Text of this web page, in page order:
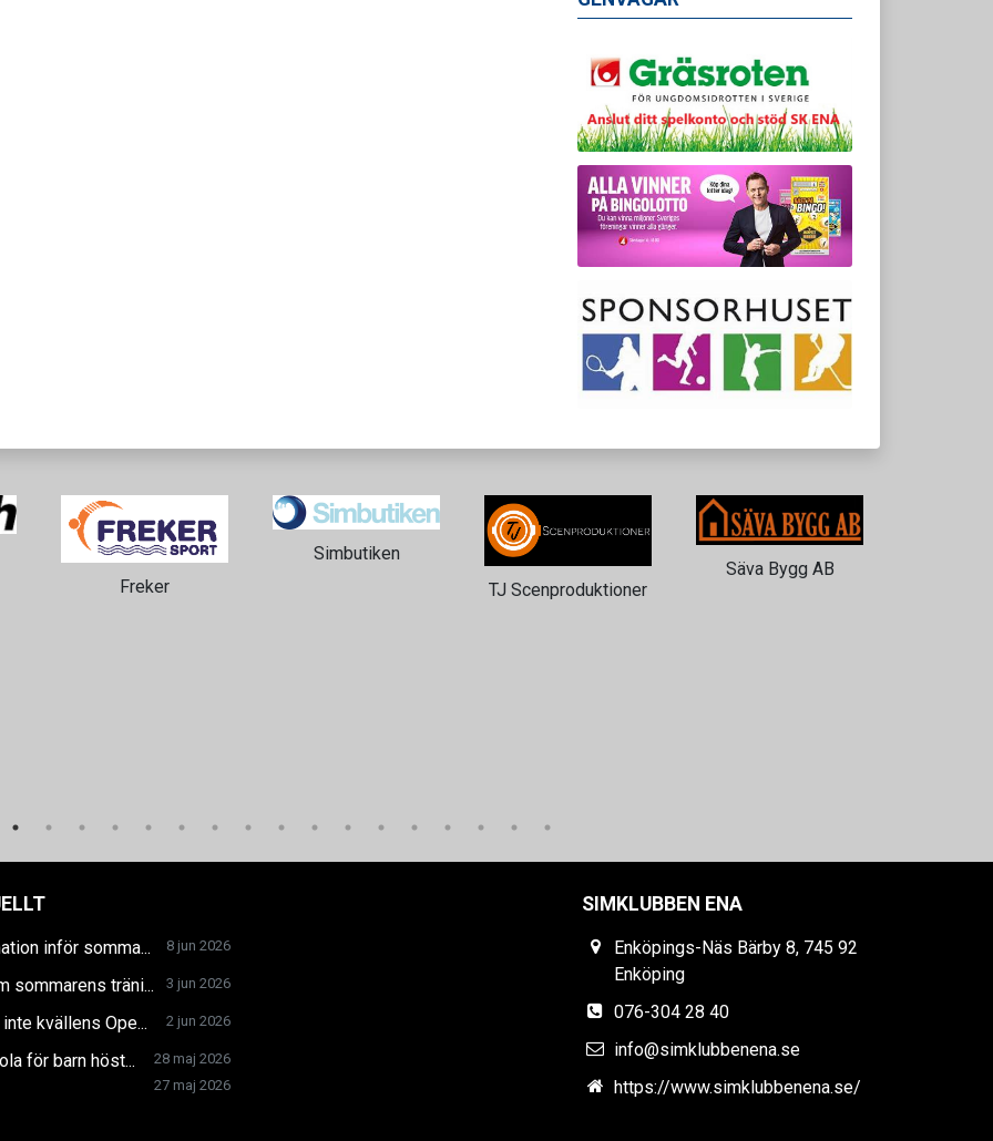
Freker
Simbutiken
TJ Scenproduktioner
Säva Bygg AB
inför somma... 8 jun 2026
sommarens träni... 3 jun 2026
kvällens Ope... 2 jun 2026
28 maj 2026
för barn höst...
27 maj 2026
SIMKLUBBEN ENA
Enköpings-Näs Bärby 8, 745 92
Enköping
076-304 28 40
info@simklubbenena.se
https://www.simklubbenena.se/